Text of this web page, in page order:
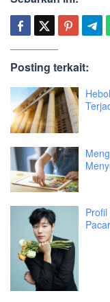
Posting terkait: